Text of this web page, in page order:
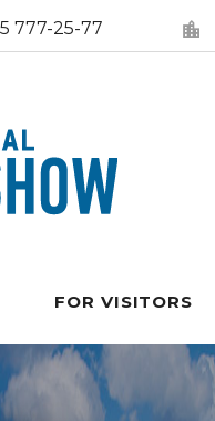
777-25-77
FOR VISITORS